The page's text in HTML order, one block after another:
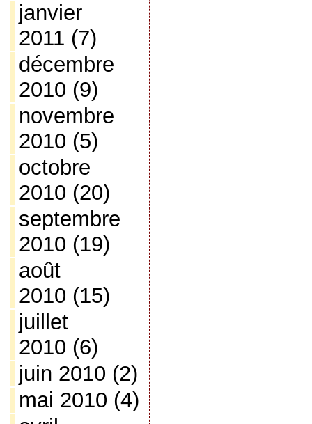
janvier
2011 (7)
décembre
2010 (9)
novembre
2010 (5)
octobre
2010 (20)
septembre
2010 (19)
août
2010 (15)
juillet
2010 (6)
juin 2010 (2)
mai 2010 (4)